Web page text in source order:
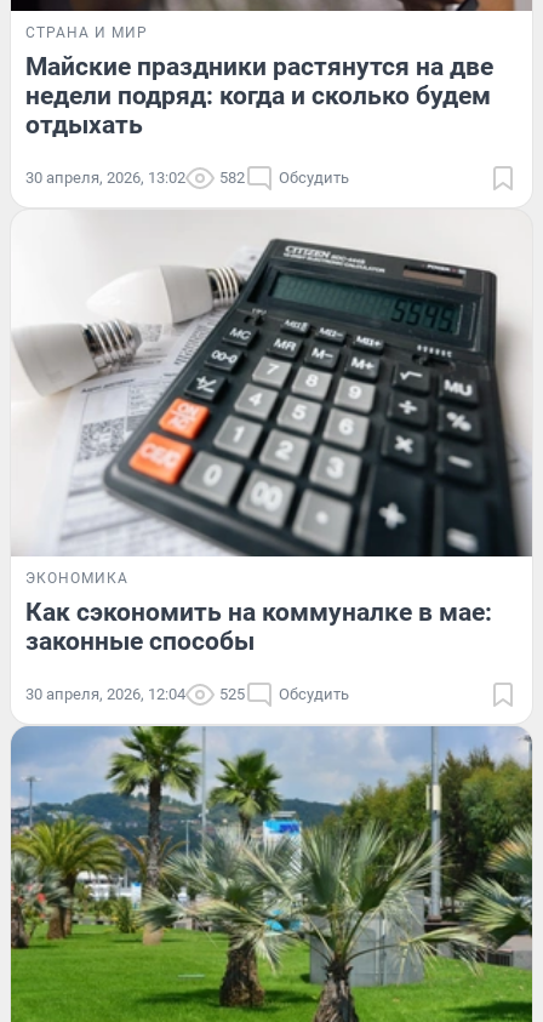
СТРАНА И МИР
Майские праздники растянутся на две
недели подряд: когда и сколько будем
отдыхать
30 апреля, 2026, 13:02 582 Обсудить
ЭКОНОМИКА
Как сэкономить на коммуналке в мае:
законные способы
30 апреля, 2026, 12:04 525 Обсудить